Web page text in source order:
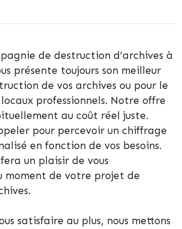
de destruction d’archives à
présente toujours son meilleur
de vos archives ou pour le
professionnels. Notre offre
au coût réel juste.
pour percevoir un chiffrage
en fonction de vos besoins.
un plaisir de vous
moment de votre projet de
satisfaire au plus, nous mettons